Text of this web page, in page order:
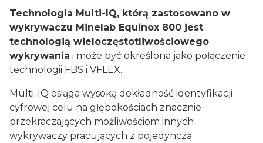
Technologia Multi-IQ, którą zastosowano w
wykrywaczu Minelab Equinox 800 jest
technologią wieloczęstotliwościowego
wykrywania i może być określona jako połączenie
technologii FBS i VFLEX.
Multi-IQ osiąga wysoką dokładność identyfikacji
cyfrowej celu na głębokościach znacznie
przekraczających możliwościom innych
wykrywaczy pracujących z pojedynczą